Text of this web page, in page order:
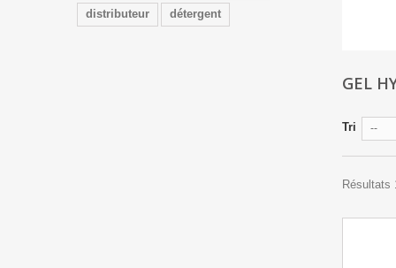
distributeur
détergent
GEL
Tri --
Résultats